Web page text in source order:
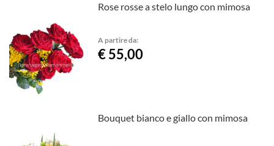
Rose rosse a stelo lungo con mimosa
A partire da:
€ 55,00
Bouquet bianco e giallo con mimosa